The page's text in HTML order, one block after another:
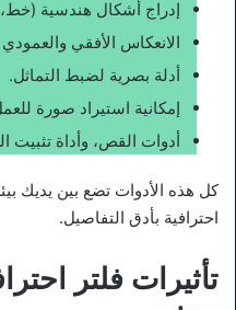
إدراج أشكال هندسية
الانعكاس الأفقي
أدلة بصرية لضبط التماثل.
إمكانية استيراد صورة
أدوات القص، وأداة تثبيت
كل هذه الأدوات تضع بين يديك
احترافية بأدق التفاصيل.
تأثيرات فلتر